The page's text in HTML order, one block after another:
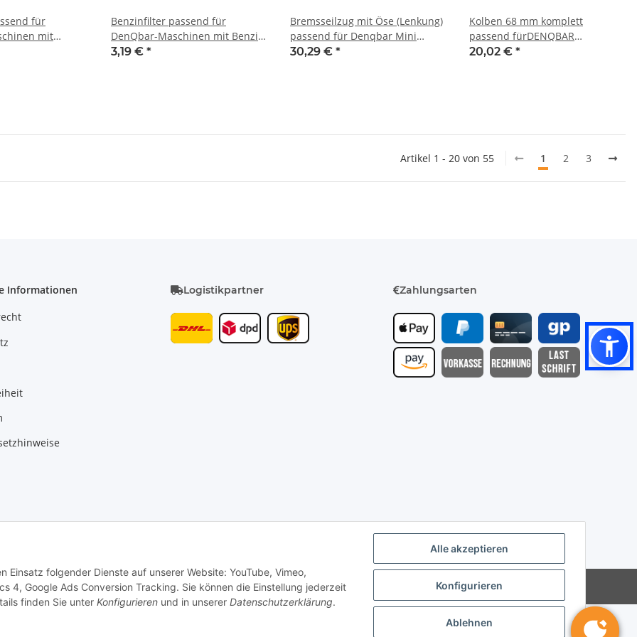
Alle akzeptieren
Konfigurieren
Ablehnen
Einsatz folgender Dienste auf unserer Website: YouTube, Vimeo,
4, Google Ads Conversion Tracking. Sie können die Einstellung jederzeit
finden Sie unter Konfigurieren und in unserer Datenschutzerklärung.
für
mit
G270F
Benzinfilter passend für
DenQbar-Maschinen mit Benzin
Loncin Motor G200F z.B.: DQ-
3,19 € *
Bremsseilzug mit Öse (Lenkung)
passend für Denqbar Mini
Dumper z.B.: DQ-0289, DQ-0290
30,29 € *
Kolben 68 mm komplett
passend fürDENQBAR
Maschinen mit G200F Motor
20,02 € *
Artikel 1 - 20 von 55 1 2 3
Informationen Logistikpartner Zahlungsarten
für andere Länder entnehmen Sie bitte der Schaltfläche mit den Versandinformationen Powered by